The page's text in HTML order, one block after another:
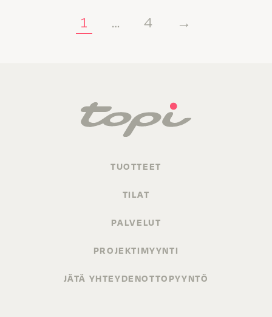
1 … 4 →
TUOTTEET
TILAT
PALVELUT
PROJEKTIMYYNTI
JÄTÄ YHTEYDENOTTOPYYNTÖ